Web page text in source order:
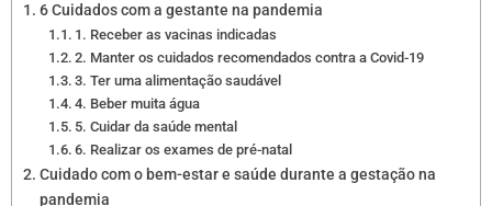
6 Cuidados com a gestante na pandemia
1. Receber as vacinas indicadas
2. Manter os cuidados recomendados contra a Covid-19
3. Ter uma alimentação saudável
4. Beber muita água
5. Cuidar da saúde mental
6. Realizar os exames de pré-natal
Cuidado com o bem-estar e saúde durante a gestação na
pandemia